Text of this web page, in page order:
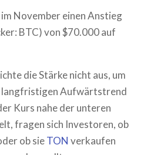
November einen Anstieg
BTC) von $70.000 auf
die Stärke nicht aus, um
langfristigen Aufwärtstrend
Kurs nahe der unteren
fragen sich Investoren, ob
ob sieTON verkaufen